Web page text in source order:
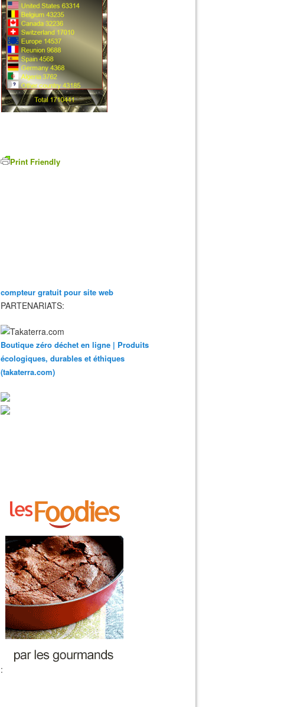
Print Friendly
compteur gratuit pour site web
PARTENARIATS:
Boutique zéro déchet en ligne | Produits
écologiques, durables et éthiques
(takaterra.com)
: